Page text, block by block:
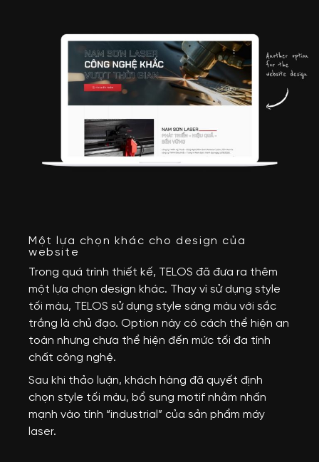
Một lựa chọn khác cho design của
website
Trong quá trình thiết kế, TELOS đã đưa ra thêm
một lựa chọn design khác. Thay vì sử dụng style
tối màu, TELOS sử dụng style sáng màu với sắc
trắng là chủ đạo. Option này có cách thể hiện an
toàn nhưng chưa thể hiện đến mức tối đa tính
chất công nghệ.
Sau khi thảo luận, khách hàng đã quyết định
chọn style tối màu, bổ sung motif nhằm nhấn
mạnh vào tính “industrial” của sản phẩm máy
laser.